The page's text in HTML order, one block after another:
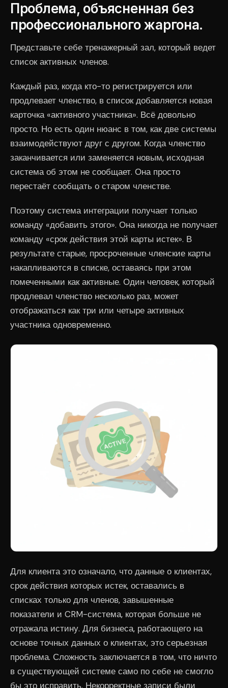
Проблема, объясненная без
профессионального жаргона.
Представьте себе тренажерный зал, который ведет
список активных членов.
Каждый раз, когда кто-то регистрируется или
продлевает членство, в список добавляется новая
карточка «активного участника». Всё довольно
просто. Но есть один нюанс в том, как две системы
взаимодействуют друг с другом. Когда членство
заканчивается или заменяется новым, исходная
система об этом не сообщает. Она просто
перестаёт сообщать о старом членстве.
Поэтому система интеграции получает только
команду «добавить этого». Она никогда не получает
команду «срок действия этой карты истек». В
результате старые, просроченные членские карты
накапливаются в списке, оставаясь при этом
помеченными как активные. Один человек, который
продлевал членство несколько раз, может
отображаться как три или четыре активных
участника одновременно.
Для клиента это означало, что данные о клиентах,
срок действия которых истек, оставались в
списках только для членов, завышенные
показатели и CRM-система, которая больше не
отражала истину. Для бизнеса, работающего на
основе точных данных о клиентах, это серьезная
проблема. Сложность заключается в том, что ничто
в существующей системе само по себе не смогло
бы это исправить. Некорректные записи были